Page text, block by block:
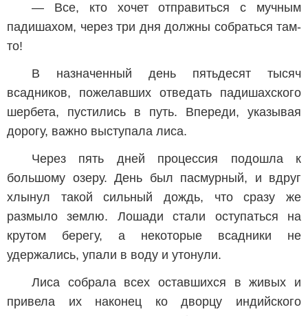
— Все, кто хочет отправиться с мучным
падишахом, через три дня должны собраться там-
то!
В назначенный день пятьдесят тысяч
всадников, пожелавших отведать падишахского
шербета, пустились в путь. Впереди, указывая
дорогу, важно выступала лиса.
Через пять дней процессия подошла к
большому озеру. День был пасмурный, и вдруг
хлынул такой сильный дождь, что сразу же
размыло землю. Лошади стали оступаться на
крутом берегу, а некоторые всадники не
удержались, упали в воду и утонули.
Лиса собрала всех оставшихся в живых и
привела их наконец ко дворцу индийского